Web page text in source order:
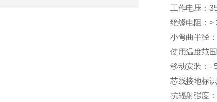
工作电压：
绝缘电阻： >
小弯曲半径：
使用温度范
移动安装： -
芯线接地标
抗辐射强度：